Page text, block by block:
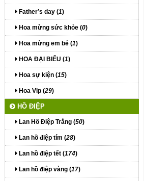
Father’s day (1)
Hoa mừng sức khỏe (0)
Hoa mừng em bé (1)
HOA ĐẠI BIỂU (1)
Hoa sự kiện (15)
Hoa Vip (29)
HỒ ĐIỆP
Lan Hồ Điệp Trắng (50)
Lan hồ điệp tím (28)
Lan hồ điệp tết (174)
Lan hồ điệp vàng (17)